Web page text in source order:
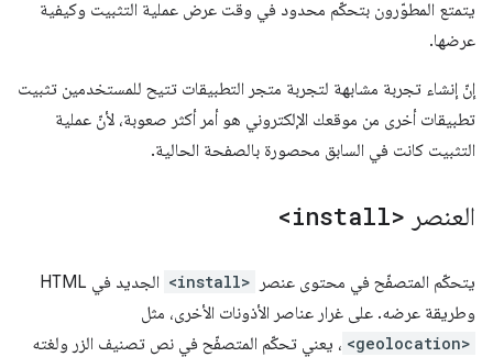
يتمتع المطوّرون بتحكّم محدود في وقت عرض عملية التثبيت وكيفية
عرضها.
إنّ إنشاء تجربة مشابهة لتجربة متجر التطبيقات تتيح للمستخدمين تثبيت
تطبيقات أخرى من موقعك الإلكتروني هو أمر أكثر صعوبة، لأنّ عملية
التثبيت كانت في السابق محصورة بالصفحة الحالية.
العنصر <install>
يتحكّم المتصفّح في محتوى عنصر <install>
الجديد في HTML
وطريقة عرضه. على غرار عناصر الأذونات الأخرى، مثل
<geolocation> ، يعني تحكّم المتصفّح في نص تصنيف الزر ولغته